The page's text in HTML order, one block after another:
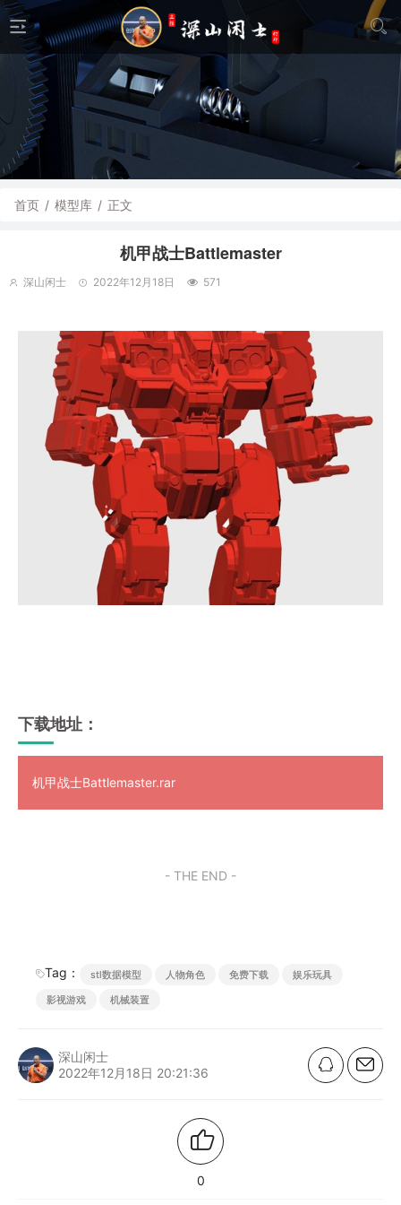
首页 / 模型库 / 正文
机甲战士Battlemaster
深山闲士 2022年12月18日 571
下载地址：
机甲战士Battlemaster.rar
- THE END -
Tag： stl数据模型 人物角色 免费下载
娱乐玩具
影视游戏
机械装置
深山闲士
2022年12月18日 20:21:36
0